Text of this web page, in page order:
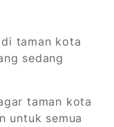
taman kota
sedang
taman kota
untuk semua